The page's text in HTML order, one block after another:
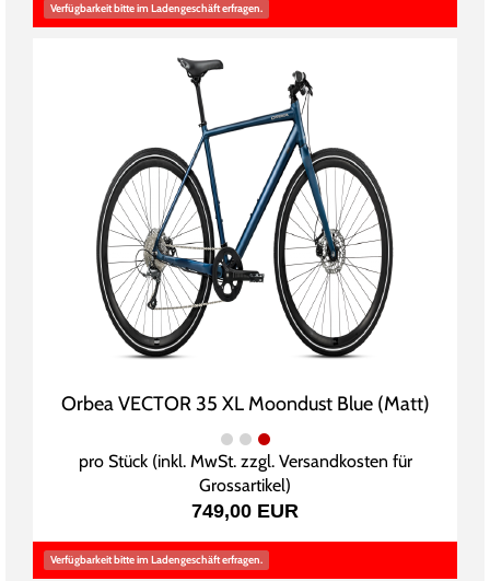
Verfügbarkeit bitte im Ladengeschäft erfragen.
Orbea VECTOR 35 XL Moondust Blue (Matt)
pro Stück (inkl. MwSt. zzgl. Versandkosten für
Grossartikel)
749,00 EUR
Verfügbarkeit bitte im Ladengeschäft erfragen.